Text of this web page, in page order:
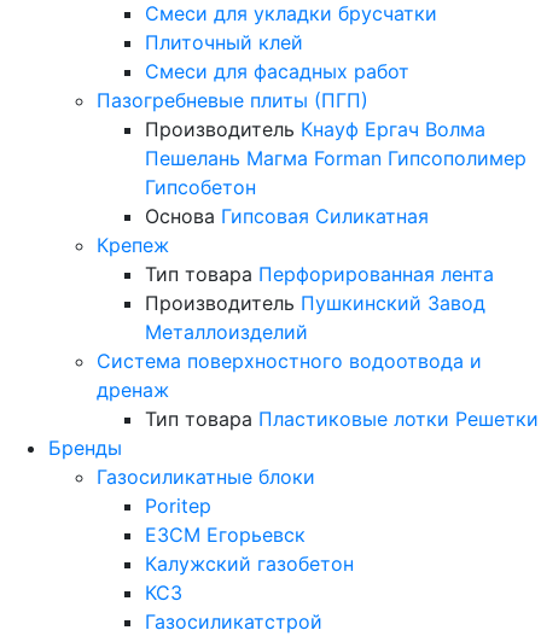
Смеси для укладки брусчатки
Плиточный клей
Смеси для фасадных работ
Пазогребневые плиты (ПГП)
Производитель Кнауф Ергач Волма
Пешелань Магма Forman Гипсополимер
Гипсобетон
Основа Гипсовая Силикатная
Крепеж
Тип товара Перфорированная лента
Производитель Пушкинский Завод
Металлоизделий
Система поверхностного водоотвода и
дренаж
Тип товара Пластиковые лотки Решетки
Бренды
Газосиликатные блоки
Poritep
ЕЗСМ Егорьевск
Калужский газобетон
КСЗ
Газосиликатстрой